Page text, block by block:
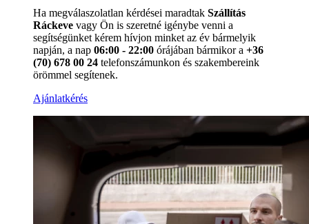
Ha megválaszolatlan kérdései maradtak Szállítás
Ráckeve vagy Ön is szeretné igénybe venni a
segítségünket kérem hívjon minket az év bármelyik
napján, a nap 06:00 - 22:00 órájában bármikor a +36
(70) 678 00 24 telefonszámunkon és szakembereink
örömmel segítenek.
Ajánlatkérés